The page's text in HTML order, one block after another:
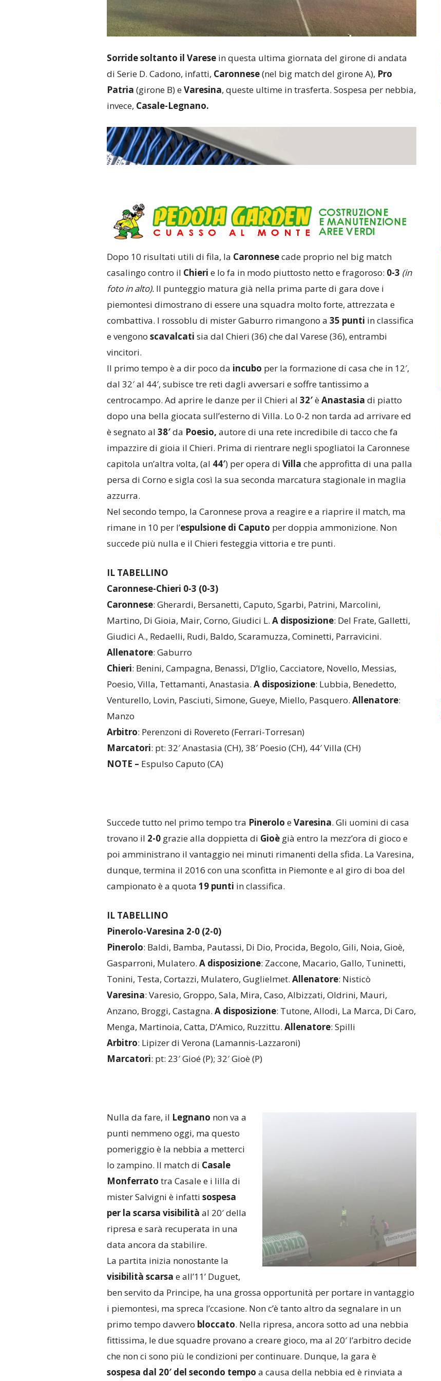
Sorride soltanto il Varesein questa ultima giornata del girone di andata
di Serie D. Cadono, infatti, Caronnese(nel big match del girone A), Pro
Patria (girone B) eVaresina, queste ultime in trasferta. Sospesa per nebbia,
invece, Casale-Legnano.
Dopo 10 risultati utili di fila, la Caronnesecade proprio nel big match
casalingo contro il Chieri e lo fa in modo piuttosto netto e fragoroso: 0-3 (in
foto in alto).Il punteggio matura già nella prima parte di gara dove i
piemontesi dimostrano di essere una squadra molto forte, attrezzata e
combattiva. I rossoblu di mister Gaburro rimangono a 35 punti in classifica
e vengono scavalcati sia dal Chieri (36) che dal Varese (36), entrambi
vincitori.
Il primo tempo è a dir poco da incubo per la formazione di casa che in 12′,
dal 32′ al 44′, subisce tre reti dagli avversari e soffre tantissimo a
centrocampo. Ad aprire le danze per il Chieri al 32′èAnastasia di piatto
dopo una bella giocata sull’esterno di Villa. Lo 0-2 non tarda ad arrivare ed
è segnato al 38′da Poesio, autore di una rete incredibile di tacco che fa
impazzire di gioia il Chieri. Prima di rientrare negli spogliatoi la Caronnese
capitola un’altra volta, (al 44′) per opera di Villa che approfitta di una palla
persa di Corno e sigla così la sua seconda marcatura stagionale in maglia
azzurra.
Nel secondo tempo, la Caronnese prova a reagire e a riaprire il match, ma
rimane in 10 per l’espulsione di Caputo per doppia ammonizione. Non
succede più nulla e il Chieri festeggia vittoria e tre punti.
IL TABELLINO
Caronnese-Chieri 0-3 (0-3)
Caronnese: Gherardi, Bersanetti, Caputo, Sgarbi, Patrini, Marcolini,
Martino, Di Gioia, Mair, Corno, Giudici L. A disposizione: Del Frate, Galletti,
Giudici A., Redaelli, Rudi, Baldo, Scaramuzza, Cominetti, Parravicini.
Allenatore: Gaburro
Chieri: Benini, Campagna, Benassi, D’Iglio, Cacciatore, Novello, Messias,
Poesio, Villa, Tettamanti, Anastasia. A disposizione: Lubbia, Benedetto,
Venturello, Lovin, Pasciuti, Simone, Gueye, Miello, Pasquero. Allenatore:
Manzo
Arbitro: Perenzoni di Rovereto (Ferrari-Torresan)
Marcatori: pt: 32′ Anastasia (CH), 38′ Poesio (CH), 44′ Villa (CH)
NOTE – Espulso Caputo (CA)
Succede tutto nel primo tempo tra Pinerolo eVaresina. Gli uomini di casa
trovano il 2-0grazie alla doppietta di Gioègià entro la mezz’ora di gioco e
poi amministrano il vantaggio nei minuti rimanenti della sfida. La Varesina,
dunque, termina il 2016 con una sconfitta in Piemonte e al giro di boa del
campionato è a quota 19 punti in classifica.
IL TABELLINO
Pinerolo-Varesina 2-0 (2-0)
Pinerolo: Baldi, Bamba, Pautassi, Di Dio, Procida, Begolo, Gili, Noia, Gioè,
Gasparroni, Mulatero. A disposizione: Zaccone, Macario, Gallo, Tuninetti,
Tonini, Testa, Cortazzi, Mulatero, Guglielmet. Allenatore: Nisticò
Varesina: Varesio, Groppo, Sala, Mira, Caso, Albizzati, Oldrini, Mauri,
Anzano, Broggi, Castagna. A disposizione: Tutone, Allodi, La Marca, Di Caro,
Menga, Martinoia, Catta, D’Amico, Ruzzittu. Allenatore: Spilli
Arbitro: Lipizer di Verona (Lamannis-Lazzaroni)
Marcatori: pt: 23′ Gioé (P); 32′ Gioè (P)
Nulla da fare, il Legnano non va a
punti nemmeno oggi, ma questo
pomeriggio è la nebbia a metterci
lo zampino. Il match di Casale
Monferrato tra Casale e i lilla di
mister Salvigni è infatti sospesa
per la scarsa visibilità al 20′ della
ripresa e sarà recuperata in una
data ancora da stabilire.
La partita inizia nonostante la
visibilità scarsa e all’11’ Duguet,
ben servito da Principe, ha una grossa opportunità per portare in vantaggio
i piemontesi, ma spreca l’ccasione. Non c’è tanto altro da segnalare in un
primo tempo davvero bloccato. Nella ripresa, ancora sotto ad una nebbia
fittissima, le due squadre provano a creare gioco, ma al 20′ l’arbitro decide
che non ci sono più le condizioni per continuare. Dunque, la gara è
sospesa dal 20′ del secondo tempo a causa della nebbia ed è rinviata a